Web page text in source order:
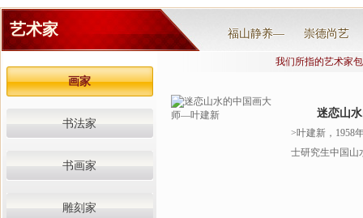
艺术家 福山静养— 崇德尚艺
我们所指的艺术家
画家
书法家
书画家
雕刻家
迷恋山
>叶建新，1958
士研究生中国山